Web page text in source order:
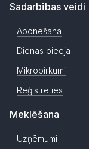
Sadarbības veidi
Abonēšana
Dienas pieeja
Mikropirkumi
Reģistrēties
Meklēšana
Uzņēmumi